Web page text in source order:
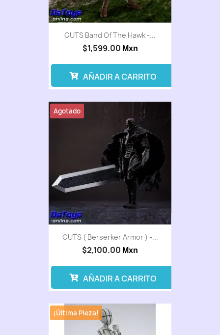
GUTS Band Of The Hawk -...
$1,599.00 Mxn
AÑADIR A CARRITO
GUTS ( Berserker Armor ) -...
$2,100.00 Mxn
Agotado
AÑADIR A CARRITO
¡Última Pieza!